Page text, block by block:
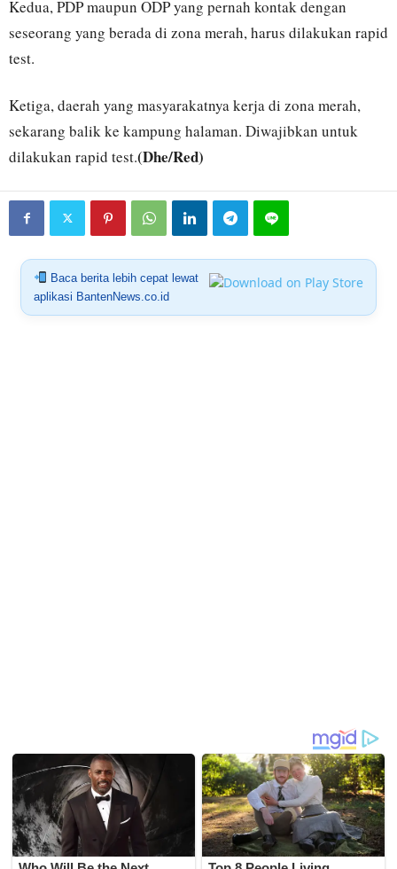
Kedua, PDP maupun ODP yang pernah kontak dengan
seseorang yang berada di zona merah, harus dilakukan rapid
test.
Ketiga, daerah yang masyarakatnya kerja di zona merah,
sekarang balik ke kampung halaman. Diwajibkan untuk
dilakukan rapid test.(Dhe/Red)
Baca berita lebih cepat lewat
aplikasi BantenNews.co.id